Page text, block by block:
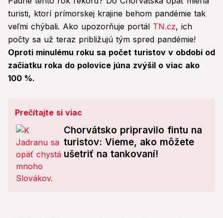
turisti, ktorí prímorskej krajine behom pandémie tak
veľmi chýbali. Ako upozorňuje portál TN.cz, ich
počty sa už teraz približujú tým spred pandémie!
Oproti minulému roku sa počet turistov v období od
začiatku roka do polovice júna zvýšil o viac ako
100 %.
Prečítajte si viac
Chorvátsko pripravilo fintu na
turistov: Vieme, ako môžete
ušetriť na tankovaní!